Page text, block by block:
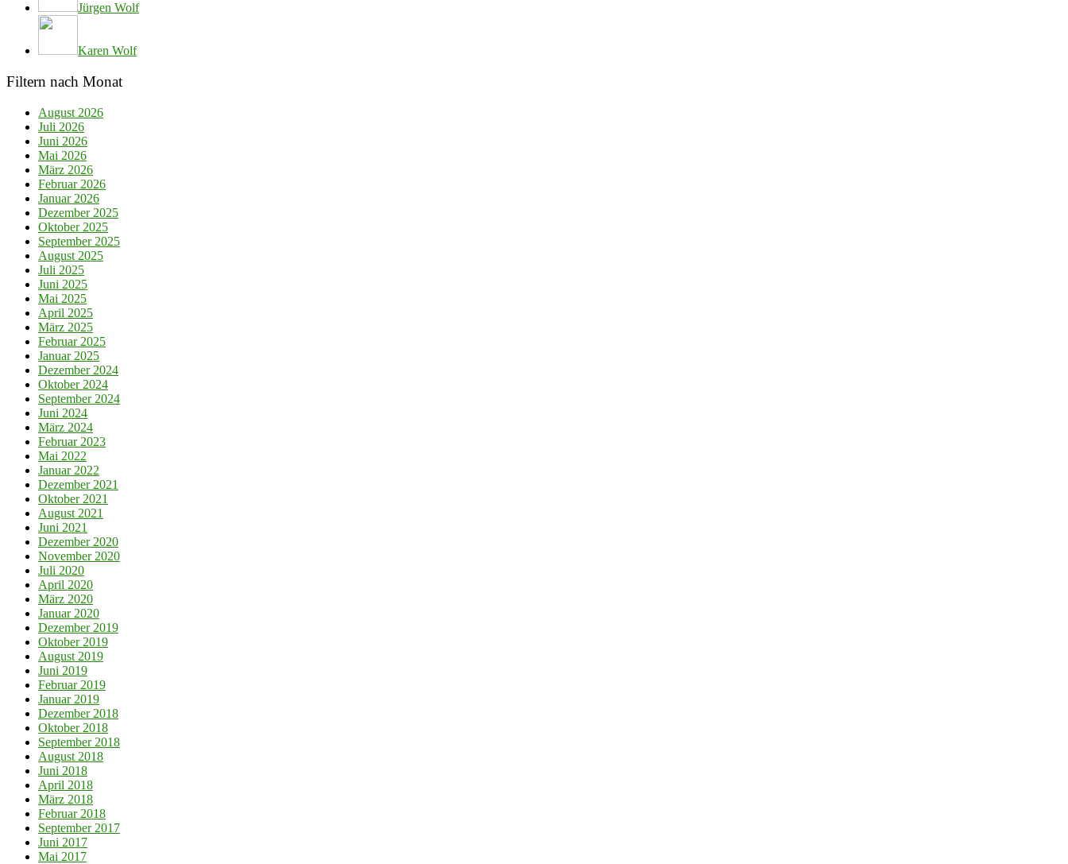
Jürgen Wolf
Karen Wolf
Filtern nach Monat
August 2026
Juli 2026
Juni 2026
Mai 2026
März 2026
Februar 2026
Januar 2026
Dezember 2025
Oktober 2025
September 2025
August 2025
Juli 2025
Juni 2025
Mai 2025
April 2025
März 2025
Februar 2025
Januar 2025
Dezember 2024
Oktober 2024
September 2024
Juni 2024
März 2024
Februar 2023
Mai 2022
Januar 2022
Dezember 2021
Oktober 2021
August 2021
Juni 2021
Dezember 2020
November 2020
Juli 2020
April 2020
März 2020
Januar 2020
Dezember 2019
Oktober 2019
August 2019
Juni 2019
Februar 2019
Januar 2019
Dezember 2018
Oktober 2018
September 2018
August 2018
Juni 2018
April 2018
März 2018
Februar 2018
September 2017
Juni 2017
Mai 2017